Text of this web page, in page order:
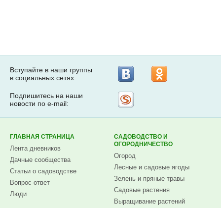
Вступайте в наши группы
в социальных сетях:
Подпишитесь на наши
новости по e-mail:
ГЛАВНАЯ СТРАНИЦА
Лента дневников
Дачные сообщества
Статьи о садоводстве
Вопрос-ответ
Люди
САДОВОДСТВО И
ОГОРОДНИЧЕСТВО
Огород
Лесные и садовые ягоды
Зелень и пряные травы
Садовые растения
Выращивание растений